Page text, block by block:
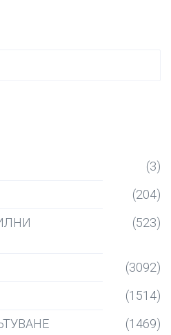
(3)
(204)
(523)
(3092)
(1514)
(1469)